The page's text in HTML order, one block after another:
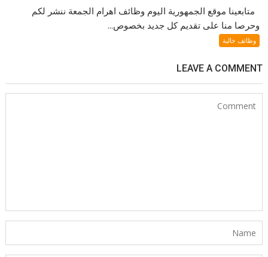
متابعينا موقع الجمهورية اليوم وظائف اهرام الجمعة ننشر لكم
وحرصا منا على تقديم كل جديد بخصوص...
وظائف خالية
LEAVE A COMMENT